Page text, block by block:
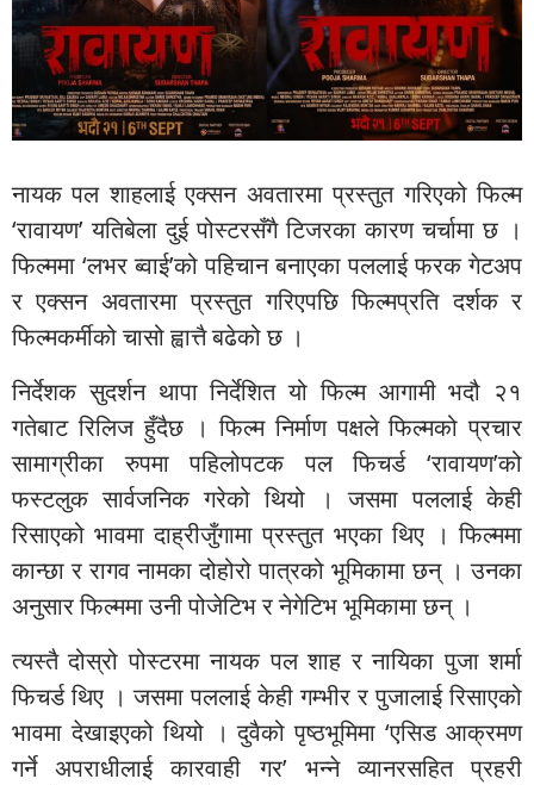
नायक पल शाहलाई एक्सन अवतारमा प्रस्तुत गरिएको फिल्म
‘रावायण’ यतिबेला दुई पोस्टरसँगै टिजरका कारण चर्चामा छ ।
फिल्ममा ‘लभर ब्वाई’को पहिचान बनाएका पललाई फरक गेटअप
र एक्सन अवतारमा प्रस्तुत गरिएपछि फिल्मप्रति दर्शक र
फिल्मकर्मीको चासो ह्वात्तै बढेको छ ।
निर्देशक सुदर्शन थापा निर्देशित यो फिल्म आगामी भदौ २१
गतेबाट रिलिज हुँदैछ । फिल्म निर्माण पक्षले फिल्मको प्रचार
सामाग्रीका रुपमा पहिलोपटक पल फिचर्ड ‘रावायण’को
फस्टलुक सार्वजनिक गरेको थियो । जसमा पललाई केही
रिसाएको भावमा दाह्रीजुँगामा प्रस्तुत भएका थिए । फिल्ममा
कान्छा र रागव नामका दोहोरो पात्रको भूमिकामा छन् । उनका
अनुसार फिल्ममा उनी पोजेटिभ र नेगेटिभ भूमिकामा छन् ।
त्यस्तै दोस्रो पोस्टरमा नायक पल शाह र नायिका पुजा शर्मा
फिचर्ड थिए । जसमा पललाई केही गम्भीर र पुजालाई रिसाएको
भावमा देखाइएको थियो । दुवैको पृष्ठभूमिमा ‘एसिड आक्रमण
गर्ने अपराधीलाई कारवाही गर’ भन्ने व्यानरसहित प्रहरी